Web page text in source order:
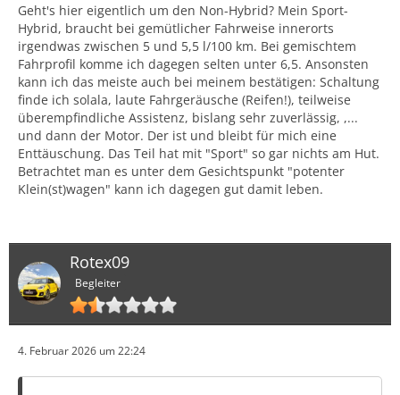
Geht's hier eigentlich um den Non-Hybrid? Mein Sport-
Hybrid, braucht bei gemütlicher Fahrweise innerorts
irgendwas zwischen 5 und 5,5 l/100 km. Bei gemischtem
Fahrprofil komme ich dagegen selten unter 6,5. Ansonsten
kann ich das meiste auch bei meinem bestätigen: Schaltung
finde ich solala, laute Fahrgeräusche (Reifen!), teilweise
überempfindliche Assistenz, bislang sehr zuverlässig, ,...
und dann der Motor. Der ist und bleibt für mich eine
Enttäuschung. Das Teil hat mit "Sport" so gar nichts am Hut.
Betrachtet man es unter dem Gesichtspunkt "potenter
Klein(st)wagen" kann ich dagegen gut damit leben.
Rotex09
Begleiter
4. Februar 2026 um 22:24